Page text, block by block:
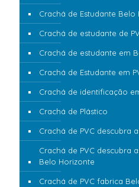
Crachá de Estudante Belo
Crachá de estudante de
Crachá de estudante em
Crachá de Estudante em
Crachá de identificação
Crachá de Plástico
Crachá de PVC descubra
Crachá de PVC descubra
Belo Horizonte
Crachá de PVC fabrica